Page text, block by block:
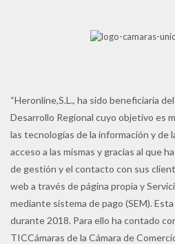
“Heronline,S.L., ha sido beneficiaria
Desarrollo Regional cuyo objetivo es
las tecnologías de la información y de
acceso a las mismas y gracias al que
de gestión y el contacto con sus
web a través de página propia y
mediante sistema de pago (SEM).
durante 2018. Para ello ha contado
TICCámaras de la Cámara de